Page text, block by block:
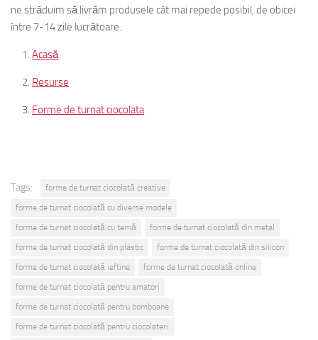
ne străduim să livrăm produsele cât mai repede posibil, de obicei
între 7-14 zile lucrătoare.
Acasă
Resurse
Forme de turnat ciocolata
Tags:
forme de turnat ciocolată creative
forme de turnat ciocolată cu diverse modele
forme de turnat ciocolată cu temă
forme de turnat ciocolată din metal
forme de turnat ciocolată din plastic
forme de turnat ciocolată din silicon
forme de turnat ciocolată ieftine
forme de turnat ciocolată online
forme de turnat ciocolată pentru amatori
forme de turnat ciocolată pentru bomboane
forme de turnat ciocolată pentru ciocolateri.